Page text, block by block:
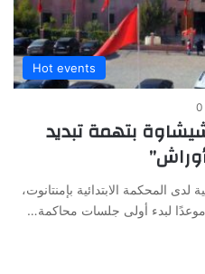
Hot events
0
بتهمة تبديد
لدى المحكمة الابتدائية بإمنتانوت،